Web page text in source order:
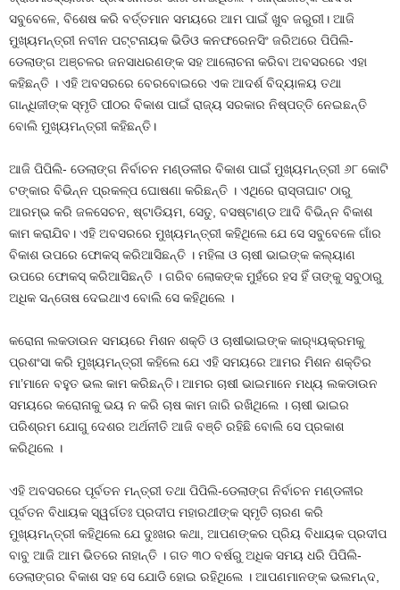
ସବୁବେଳେ, ବିଶେଷ କରି ବର୍ତ୍ତମାନ ସମୟରେ ଆମ ପାଇଁ ଖୁବ ଜରୁରୀ। ଆଜି
ମୁଖ୍ୟମନ୍ତ୍ରୀ ନବୀନ ପଟ୍ଟନାୟକ ଭିଡିଓ କନଫରେନସିଂ ଜରିଅରେ ପିପିଲି-
ଡେଲାଙ୍ଗ ଅଞ୍ଚଳର ଜନସାଧରଣଙ୍କ ସହ ଆଲୋଚନା କରିବା ଅବସରରେ ଏହା
କହିଛନ୍ତି । ଏହି ଅବସରରେ ବେରବୋଇରେ ଏକ ଆଦର୍ଶ ବିଦ୍ୟାଳୟ ତଥା
ଗାନ୍ଧିଜୀଙ୍କ ସ୍ମୃତି ପୀଠର ବିକାଶ ପାଇଁ ରାଜ୍ୟ ସରକାର ନିଷ୍ପତ୍ତି ନେଇଛନ୍ତି
ବୋଲି ମୁଖ୍ୟମନ୍ତ୍ରୀ କହିଛନ୍ତି।
ଆଜି ପିପିଲି- ଡେଲାଙ୍ଗ ନିର୍ବାଚନ ମଣ୍ଡଳୀର ବିକାଶ ପାଇଁ ମୁଖ୍ୟମନ୍ତ୍ରୀ ୬୮ କୋଟି
ଟଙ୍କାର ବିଭିନ୍ନ ପ୍ରକଳ୍ପ ଘୋଷଣା କରିଛନ୍ତି । ଏଥିରେ ରାସ୍ତାଘାଟ ଠାରୁ
ଆରମ୍ଭ କରି ଜଳସେଚନ, ଷ୍ଟାଡିୟମ, ସେତୁ, ବସଷ୍ଟାଣ୍ଡ ଆଦି ବିଭିନ୍ନ ବିକାଶ
କାମ କରାଯିବ। ଏହି ଅବସରରେ ମୁଖ୍ୟମନ୍ତ୍ରୀ କହିଥିଲେ ଯେ ସେ ସବୁବେଳେ ଗାଁର
ବିକାଶ ଉପରେ ଫୋକସ୍ କରିଆସିଛନ୍ତି । ମହିଳା ଓ ଚାଷୀ ଭାଇଙ୍କ କଲ୍ୟାଣ
ଉପରେ ଫୋକସ୍ କରିଆସିଛନ୍ତି । ଗରିବ ଲୋକଙ୍କ ମୁହଁରେ ହସ ହିଁ ତାଙ୍କୁ ସବୁଠାରୁ
ଅଧିକ ସନ୍ତୋଷ ଦେଇଥାଏ ବୋଲି ସେ କହିଥିଲେ ।
କରୋନା ଲକଡାଉନ ସମୟରେ ମିଶନ ଶକ୍ତି ଓ ଚାଷୀଭାଇଙ୍କ କାର‌୍ୟ୍ୟକ୍ରମକୁ
ପ୍ରଶଂସା କରି ମୁଖ୍ୟମନ୍ତ୍ରୀ କହିଲେ ଯେ ଏହି ସମୟରେ ଆମର ମିଶନ ଶକ୍ତିର
ମା’ମାନେ ବହୁତ ଭଲ କାମ କରିଛନ୍ତି। ଆମର ଚାଷୀ ଭାଇମାନେ ମଧ୍ୟ ଲକଡାଉନ
ସମୟରେ କରୋନାକୁ ଭୟ ନ କରି ଚାଷ କାମ ଜାରି ରଖିଥିଲେ । ଚାଷୀ ଭାଇର
ପରିଶ୍ରମ ଯୋଗୁ ଦେଶର ଅର୍ଥନୀତି ଆଜି ବଞ୍ଚି ରହିଛି ବୋଲି ସେ ପ୍ରକାଶ
କରିଥିଲେ ।
ଏହି ଅବସରରେ ପୂର୍ବତନ ମନ୍ତ୍ରୀ ତଥା ପିପିଲି-ଡେଲାଙ୍ଗ ନିର୍ବାଚନ ମଣ୍ଡଳୀର
ପୂର୍ବତନ ବିଧାୟକ ସ୍ୱର୍ଗତଃ ପ୍ରଦୀପ ମହାରଥୀଙ୍କ ସ୍ମୃତି ଚାରଣ କରି
ମୁଖ୍ୟମନ୍ତ୍ରୀ କହିଥିଲେ ଯେ ଦୁଃଖର କଥା, ଆପଣଙ୍କର ପ୍ରିୟ ବିଧାୟକ ପ୍ରଦୀପ
ବାବୁ ଆଜି ଆମ ଭିତରେ ନାହାନ୍ତି । ଗତ ୩୦ ବର୍ଷରୁ ଅଧିକ ସମୟ ଧରି ପିପିଲି-
ଡେଲାଙ୍ଗର ବିକାଶ ସହ ସେ ଯୋଡି ହୋଇ ରହିଥିଲେ । ଆପଣମାନଙ୍କ ଭଲମନ୍ଦ,